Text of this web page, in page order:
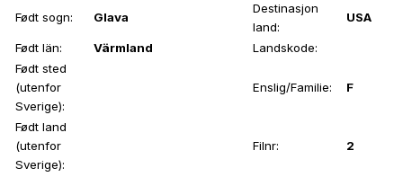
Født sogn: Glava
Destinasjon
land:
USA
Født län: Värmland
Landskode:
Født sted
(utenfor
Sverige):
Enslig/Familie: F
Født land
(utenfor
Sverige):
Filnr: 2